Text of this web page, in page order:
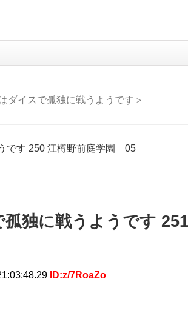
ダイスで孤独に戦うようです >
です 250 江樽野前庭学園 05
孤独に戦うようです
ID:z/7RoaZo